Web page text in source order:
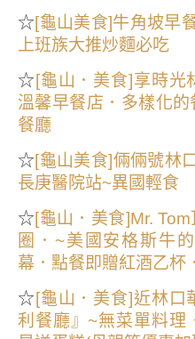
☆[龜山美食]牛角坡早
上班族大推炒麵必吃
☆ [龜山．美食]享時光
溫馨早餐店．多樣化
餐廳
☆[龜山美食]倆倆號林
長庚醫院站~異國輕食
☆[龜山．美食]Mr.
圈．~美國安格斯牛
幕．點餐即贈紅酒乙杯
☆ [龜山．美食]近林口
利餐廳』~無菜單料理